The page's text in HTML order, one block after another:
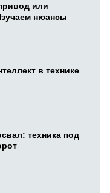
или
нюансы
в технике
техника под